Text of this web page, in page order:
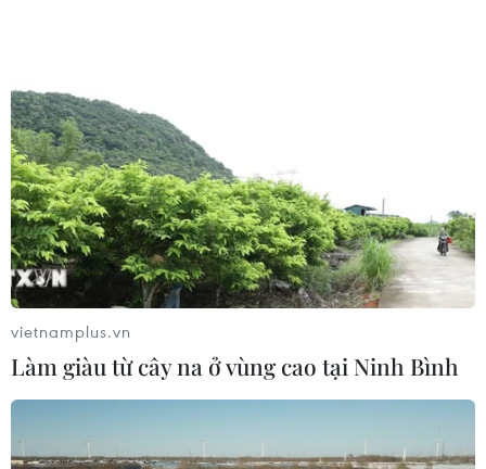
sau thuế đạt 940 tỷ đồng, tương ứng tăng
trưởng 21% và 28% so với năm 2024.
Ngoài ra, Tập đoàn Đèo Cả cũng dự kiến
phát hành thêm 193.499.788 cổ phần cho cổ
đông hiện tại, nhằm tăng vốn điều lệ lên
hơn 6.772 tỷ đồng. Khoản vốn này sẽ được
sử dụng để bổ sung vốn lưu động và tài trợ
cho các dự án đầu tư chiến lược như: mở
rộng cao tốc Bắc-Nam phía Đông, Dự án BT
đại lộ ven sông Hồng; tham gia mô hình
phát triển đô thị lấy giao thông công cộng
đô thị, đường sắt tốc độ cao Bắc-Nam)...
vietnamplus.vn
Làm giàu từ cây na ở vùng cao tại Ninh Bình